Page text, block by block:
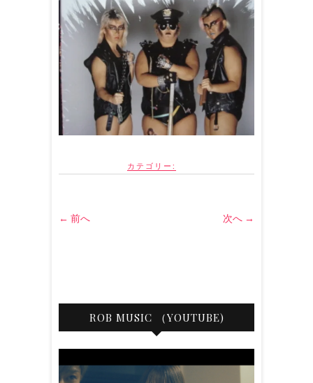
カテゴリー:
← 前へ 次へ →
ROB MUSIC （YOUTUBE)